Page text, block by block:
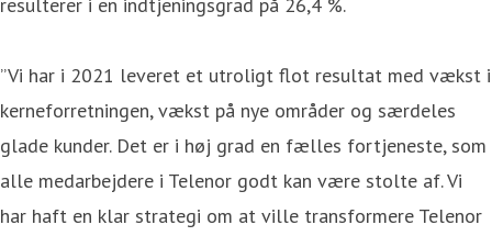
”Vi har i 2021 leveret et utroligt flot resultat med vækst i
kerneforretningen, vækst på nye områder og særdeles
glade kunder. Det er i høj grad en fælles fortjeneste, som
alle medarbejdere i Telenor godt kan være stolte af. Vi
har haft en klar strategi om at ville transformere Telenor